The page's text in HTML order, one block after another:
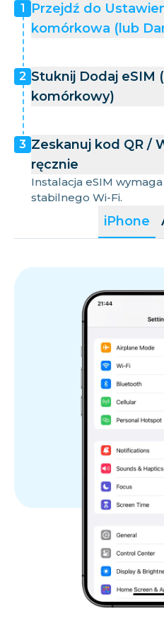
iPhone
1
Przejdź do
komórkowa (lub
2 Stuknij Dodaj eSIM
komórkowy)
3 Zeskanuj kod QR /
ręcznie
Instalacja eSIM
stabilnego Wi-Fi.